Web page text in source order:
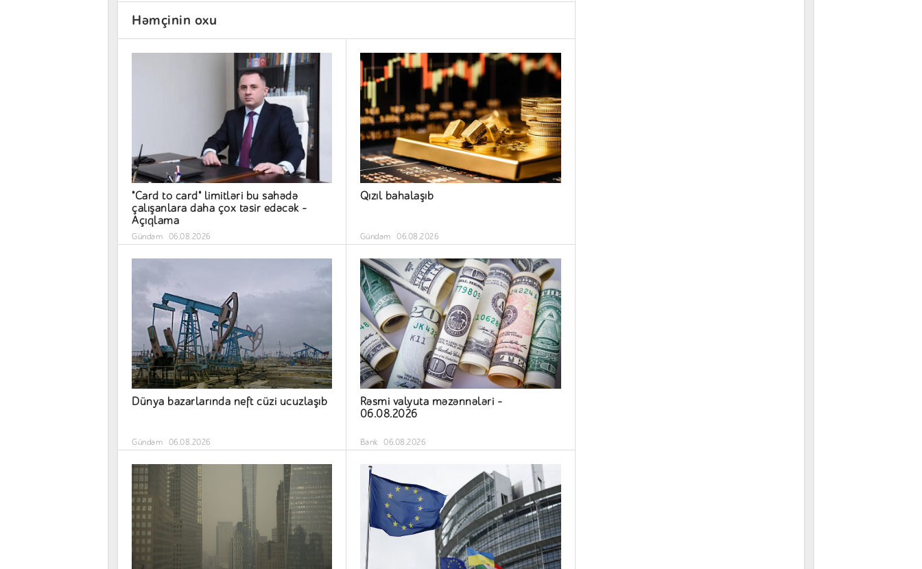
Həmçinin oxu
"Card to card" limitləri bu sahədə
çalışanlara daha çox təsir edəcək –
Açıqlama
Gündəm 06.08.2026
Qızıl bahalaşıb
Gündəm 06.08.2026
Dünya bazarlarında neft cüzi ucuzlaşıb
Gündəm 06.08.2026
Rəsmi valyuta məzənnələri –
06.08.2026
Bank 06.08.2026